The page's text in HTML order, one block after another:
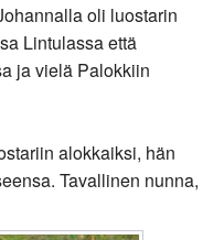
oli luostarin
Lintulassa että
ja vielä Palokkiin
alokkaiksi, hän
Tavallinen nunna,